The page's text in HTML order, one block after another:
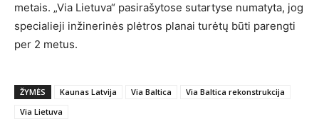
metais. „Via Lietuva“ pasirašytose sutartyse numatyta, jog
specialieji inžinerinės plėtros planai turėtų būti parengti
per 2 metus.
ŽYMĖS Kaunas Latvija Via Baltica
Via Baltica rekonstrukcija
Via Lietuva